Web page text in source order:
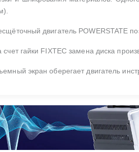
двигатель POWERSTATE
счет гайки FIXTEC замена диска
экран оберегает двигатель